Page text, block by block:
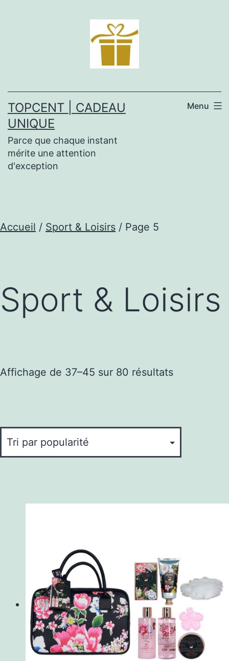
TOPCENT | CADEAU
UNIQUE
Parce que chaque instant
mérite une attention
d'exception
Menu
Accueil / Sport & Loisirs / Page 5
Sport & Loisirs
Affichage de 37–45 sur 80 résultatsTrié